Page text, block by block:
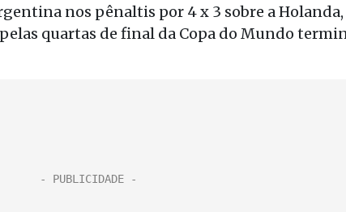
nos pênaltis por 4 x 3 sobre a
quartas de final da Copa do Mundo